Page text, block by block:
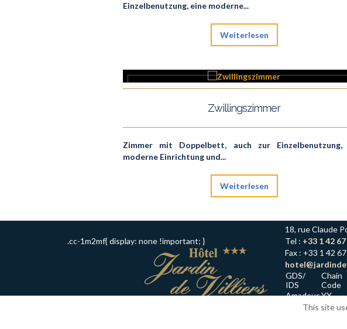
Einzelbenutzung, eine moderne...
Weiterlesen
Zwillingszimmer
Zimmer mit Doppelbett, auch zur Einzelbenutzung,
moderne Einrichtung und...
Weiterlesen
.cc-1m2mf{ display: none !important; }
18, rue Claude
Tel : +33 1 42
Fax : +33 1 42
GDS/
IDS
Chain
Code
AmadeusYX
Sabre
YX
This site